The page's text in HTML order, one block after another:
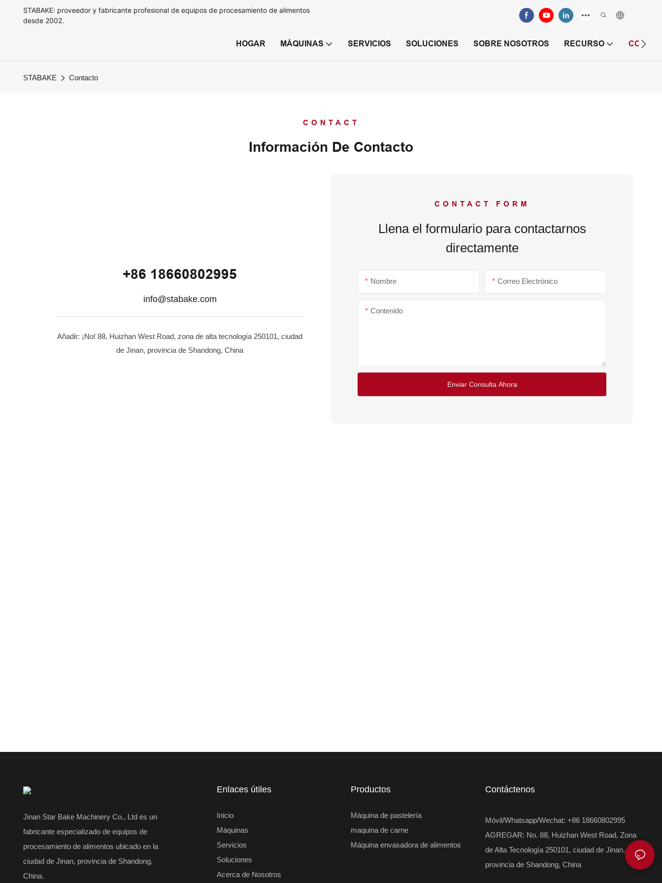
STABAKE: proveedor y fabricante profesional de equipos de procesamiento de alimentos
desde 2002.
HOGAR MÁQUINAS SERVICIOS SOLUCIONES SOBRE NOSOTROS RECURSO
STABAKE Contacto
CONTACT
Información De Contacto
+86 18660802995
info@stabake.com
Añadir: ¡No! 88, Huizhan West Road, zona de alta tecnología 250101, ciudad
de Jinan, provincia de Shandong, China
CONTACT FORM
Llena el formulario para contactarnos
directamente
Nombre Correo Electrónico
Contenido
Enviar Consulta Ahora
Jinan Star Bake Machinery Co., Ltd es un
fabricante especializado de equipos de
procesamiento de alimentos ubicado en la
ciudad de Jinan, provincia de Shandong,
China.
Enlaces útiles
Inicio
Máquinas
Servicios
Soluciones
Acerca de Nosotros
Productos
Máquina de pastelería
maquina de carne
Máquina envasadora de alimentos
Contáctenos
Móvil/Whatsapp/Wechat: +86 18660802995
AGREGAR: No. 88, Huizhan West Road, Zona
de Alta Tecnología 250101, ciudad de Jinan,
provincia de Shandong, China